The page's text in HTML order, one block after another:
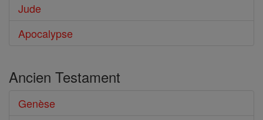
Jude
Apocalypse
Ancien Testament
Genèse